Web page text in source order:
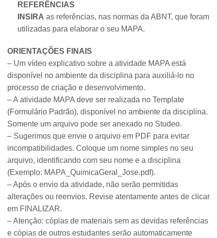
REFERÊNCIAS
INSIRA as referências, nas normas da ABNT, que foram
utilizadas para elaborar o seu MAPA.
ORIENTAÇÕES FINAIS
– Um vídeo explicativo sobre a atividade MAPA está
disponível no ambiente da disciplina para auxiliá-lo no
processo de criação e desenvolvimento.
– A atividade MAPA deve ser realizada no Template
(Formulário Padrão), disponível no ambiente da disciplina.
Somente um arquivo pode ser anexado no Studeo.
– Sugerimos que envie o arquivo em PDF para evitar
incompatibilidades. Coloque um nome simples no seu
arquivo, identificando com seu nome e a disciplina
(Exemplo: MAPA_QuimicaGeral_Jose.pdf).
– Após o envio da atividade, não serão permitidas
alterações ou reenvios. Revise atentamente antes de clicar
em FINALIZAR.
– Atenção: cópias de materiais sem as devidas referências
e cópias de outros estudantes serão automaticamente